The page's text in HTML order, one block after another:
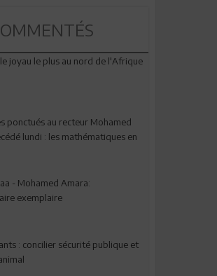
joyau le plus au nord de l'Afrique
ponctués au recteur Mohamed
lundi : les mathématiques en
- Mohamed Amara:
exemplaire
: concilier sécurité publique et